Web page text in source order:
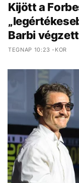
Kijött a
Barbi
TEGNAP 10:23 -KOR